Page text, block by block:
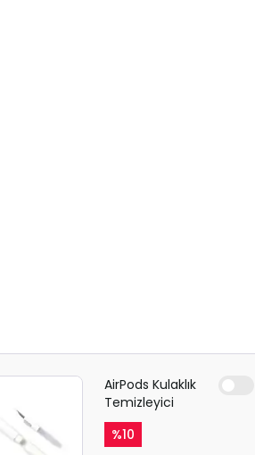
AirPods Kulaklık
Temizleyici
%10